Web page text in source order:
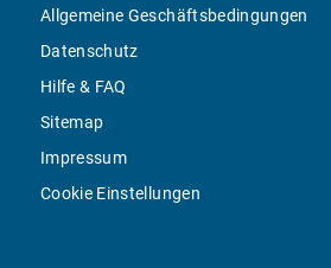
Allgemeine Geschäftsbedingungen
Datenschutz
Hilfe & FAQ
Sitemap
Impressum
Cookie Einstellungen